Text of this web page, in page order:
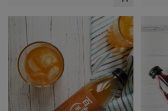
樂齡友善
活動報下載